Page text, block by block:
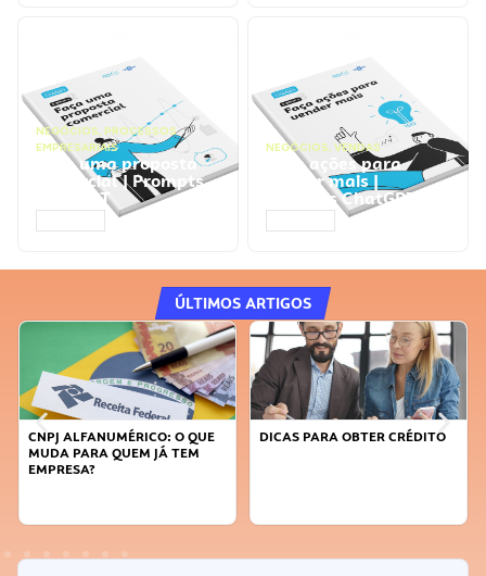
NEGÓCIOS, PROCESSOS
EMPRESARIAIS
Faça uma proposta
comercial | Prompts
ChatGPT
NEGÓCIOS, VENDAS
Faça ações para
vender mais |
Prompts ChatGPT
ÚLTIMOS ARTIGOS
DICAS PARA OBTER CRÉDITO
FAÇA A DIFERENÇA: SEJA